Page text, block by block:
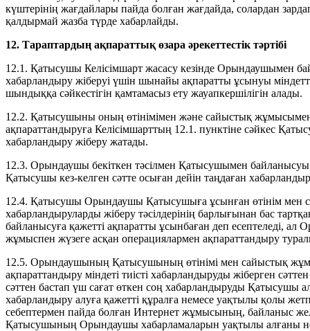
күштерінің жағдайлары пайда болған жағдайда, солардан
қалдырмай жазба түрде хабарлайды.
12. Тараптардың ақпараттық өзара әрекеттестік тәртібі
12.1. Қатысушы Келісімшарт жасасу кезінде Орындаушымен
хабарландыру жіберуі үшін шынайы ақпаратты ұсынуы
шындыққа сәйкестігін қамтамасыз ету жауапкершілігін алады.
12.2. Қатысушыны оның өтінімімен және сайыстық жұмысымен
ақпараттандыруға Келісімшарттың 12.1. пунктіне сәйкес
хабарландыру жіберу жатады.
12.3. Орындаушы бекіткен тәсілмен Қатысушымен байланысуы
Қатысушы кез-келген сәтте осыған дейін таңдаған
12.4. Қатысушы Орындаушы Қатысушыға ұсынған өтінім мен
хабарландыруларды жіберу тәсілдерінің барлығынан бас
байланысуға қажетті ақпаратты ұсынбаған деп есептеледі,
жұмыспен жүзеге асқан операциялармен ақпараттандыру
12.5. Орындаушының Қатысушының өтінімі мен сайыстық
ақпараттандыру міндеті тиісті хабарландыруды жіберген
сәттен бастап үш сағат өткен соң хабарландыруды
хабарландыру алуға қажетті құралға немесе уақтылы қолы
себептермен пайда болған Интернет жұмысының, байланыс
Қатысушының Орындаушы хабарламаларын уақтылы алғаны